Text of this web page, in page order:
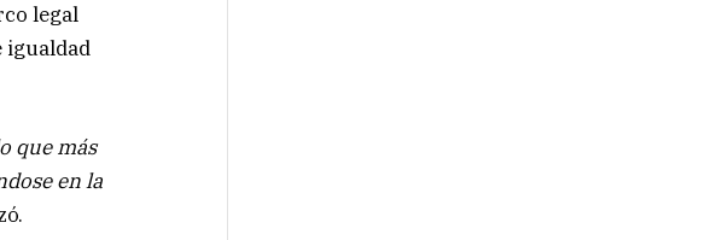
legal
igualdad
que más
en la